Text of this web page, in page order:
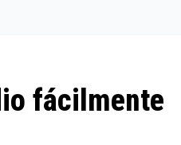
fácilmente